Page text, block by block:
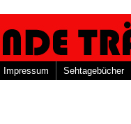
Impressum Sehtagebücher